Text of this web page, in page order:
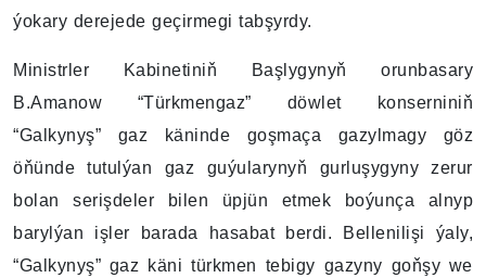
ýokary derejede geçirmegi tabşyrdy.
Ministrler Kabinetiniň Başlygynyň orunbasary
B.Amanow “Türkmengaz” döwlet konserniniň
“Galkynyş” gaz käninde goşmaça gazylmagy göz
öňünde tutulýan gaz guýularynyň gurluşygyny zerur
bolan serişdeler bilen üpjün etmek boýunça alnyp
barylýan işler barada hasabat berdi. Bellenilişi ýaly,
“Galkynyş” gaz käni türkmen tebigy gazyny goňşy we